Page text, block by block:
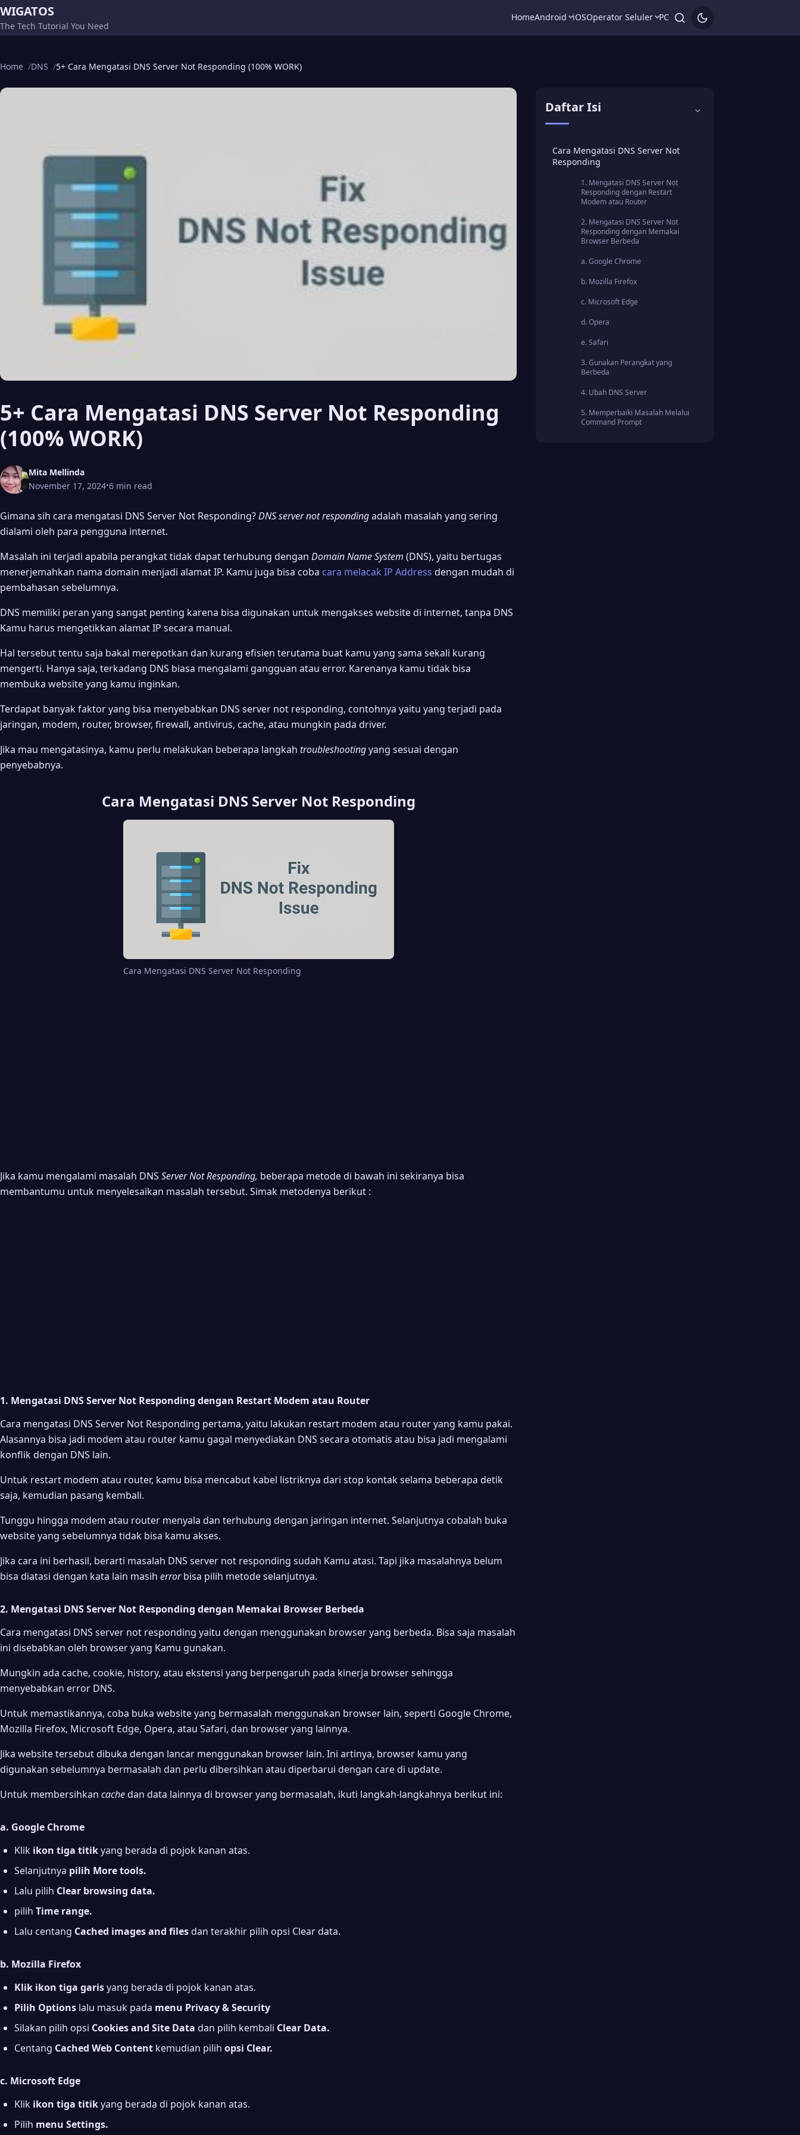
WIGATOS
The Tech Tutorial You Need
HomeAndroid iOSOperator Seluler PC
Home DNS 5+ Cara Mengatasi DNS Server Not Responding (100% WORK)
5+ Cara Mengatasi DNS Server Not Responding
(100% WORK)
Mita Mellinda
November 17, 2024•6 min read
Gimana sih cara mengatasi DNS Server Not Responding?DNS server not respondingadalah masalah yang sering
dialami oleh para pengguna internet.
Masalah ini terjadi apabila perangkat tidak dapat terhubung dengan Domain Name System (DNS), yaitu bertugas
menerjemahkan nama domain menjadi alamat IP. Kamu juga bisa coba cara melacak IP Address dengan mudah di
pembahasan sebelumnya.
DNS memiliki peran yang sangat penting karena bisa digunakan untuk mengakses website di internet, tanpa DNS
Kamu harus mengetikkan alamat IP secara manual.
Hal tersebut tentu saja bakal merepotkan dan kurang efisien terutama buat kamu yang sama sekali kurang
mengerti. Hanya saja, terkadang DNS biasa mengalami gangguan atau error. Karenanya kamu tidak bisa
membuka website yang kamu inginkan.
Terdapat banyak faktor yang bisa menyebabkan DNS server not responding, contohnya yaitu yang terjadi pada
jaringan, modem, router, browser, firewall, antivirus, cache, atau mungkin pada driver.
Jika mau mengatasinya, kamu perlu melakukan beberapa langkah troubleshootingyang sesuai dengan
penyebabnya.
Cara Mengatasi DNS Server Not Responding
Cara Mengatasi DNS Server Not Responding
Jika kamu mengalami masalah DNS Server Not Responding, beberapa metode di bawah ini sekiranya bisa
membantumu untuk menyelesaikan masalah tersebut. Simak metodenya berikut :
1. Mengatasi DNS Server Not Responding dengan Restart Modem atau Router
Cara mengatasi DNS Server Not Responding pertama, yaitu lakukan restart modem atau router yang kamu pakai.
Alasannya bisa jadi modem atau router kamu gagal menyediakan DNS secara otomatis atau bisa jadi mengalami
konflik dengan DNS lain.
Untuk restart modem atau router, kamu bisa mencabut kabel listriknya dari stop kontak selama beberapa detik
saja, kemudian pasang kembali.
Tunggu hingga modem atau router menyala dan terhubung dengan jaringan internet. Selanjutnya cobalah buka
website yang sebelumnya tidak bisa kamu akses.
Jika cara ini berhasil, berarti masalah DNS server not responding sudah Kamu atasi. Tapi jika masalahnya belum
bisa diatasi dengan kata lain masih errorbisa pilih metode selanjutnya.
2. Mengatasi DNS Server Not Responding dengan Memakai Browser Berbeda
Cara mengatasi DNS server not responding yaitu dengan menggunakan browser yang berbeda. Bisa saja masalah
ini disebabkan oleh browser yang Kamu gunakan.
Mungkin ada cache, cookie, history, atau ekstensi yang berpengaruh pada kinerja browser sehingga
menyebabkan error DNS.
Untuk memastikannya, coba buka website yang bermasalah menggunakan browser lain, seperti Google Chrome,
Mozilla Firefox, Microsoft Edge, Opera, atau Safari, dan browser yang lainnya.
Jika website tersebut dibuka dengan lancar menggunakan browser lain. Ini artinya, browser kamu yang
digunakan sebelumnya bermasalah dan perlu dibersihkan atau diperbarui dengan care di update.
Untuk membersihkan cachedan data lainnya di browser yang bermasalah, ikuti langkah-langkahnya berikut ini:
a. Google Chrome
Klik ikon tiga titikyang berada di pojok kanan atas.
Selanjutnya pilih More tools.
Lalu pilih Clear browsing data.
pilih Time range.
Lalu centang Cached images and filesdan terakhir pilih opsi Clear data.
b. Mozilla Firefox
Klik ikon tiga garisyang berada di pojok kanan atas.
Pilih Options lalu masuk pada menu Privacy & Security
Silakan pilih opsi Cookies and Site Data dan pilih kembali Clear Data.
Centang Cached Web Content kemudian pilih opsi Clear.
c. Microsoft Edge
Klik ikon tiga titikyang berada di pojok kanan atas.
Pilih menu Settings.
Daftar Isi
Cara Mengatasi DNS Server Not
Responding
1. Mengatasi DNS Server Not
Responding dengan Restart
Modem atau Router
2. Mengatasi DNS Server Not
Responding dengan Memakai
Browser Berbeda
a. Google Chrome
b. Mozilla Firefox
c. Microsoft Edge
d. Opera
e. Safari
3. Gunakan Perangkat yang
Berbeda
4. Ubah DNS Server
5. Memperbaiki Masalah Melalui
Command Prompt